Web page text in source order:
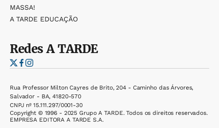
MASSA!
A TARDE EDUCAÇÃO
RedesA TARDE
Rua Professor Milton Cayres de Brito, 204 - Caminho das Árvores,
Salvador - BA, 41820-570
CNPJ nº 15.111.297/0001-30
Copyright © 1996 - 2025 Grupo A TARDE. Todos os direitos reservados.
EMPRESA EDITORA A TARDE S.A.